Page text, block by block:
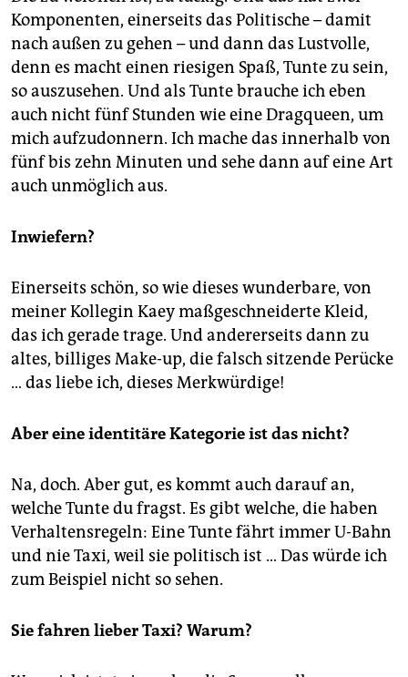
Komponenten, einerseits das Politische – damit
nach außen zu gehen – und dann das Lustvolle,
denn es macht einen riesigen Spaß, Tunte zu sein,
so auszusehen. Und als Tunte brauche ich eben
auch nicht fünf Stunden wie eine Dragqueen, um
mich aufzudonnern. Ich mache das innerhalb von
fünf bis zehn Minuten und sehe dann auf eine Art
auch unmöglich aus.
Inwiefern?
Einerseits schön, so wie dieses wunderbare, von
meiner Kollegin Kaey maßgeschneiderte Kleid,
das ich gerade trage. Und andererseits dann zu
altes, billiges Make-up, die falsch sitzende Perücke
… das liebe ich, dieses Merkwürdige!
Aber eine identitäre Kategorie ist das nicht?
Na, doch. Aber gut, es kommt auch darauf an,
welche Tunte du fragst. Es gibt welche, die haben
Verhaltensregeln: Eine Tunte fährt immer U-Bahn
und nie Taxi, weil sie politisch ist … Das würde ich
zum Beispiel nicht so sehen.
Sie fahren lieber Taxi? Warum?